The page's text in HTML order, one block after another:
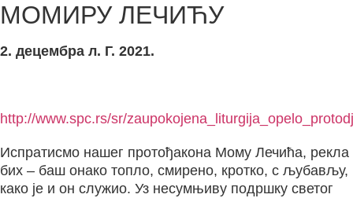
МОМИРУ ЛЕЧИЋУ
2. децембра л. Г. 2021.
http://www.spc.rs/sr/
Испратисмо нашег протођакона Мому Лечића, рекла
бих – баш онако топло, смирено, кротко, с љубављу,
како је и он служио. Уз несумњиву подршку светог